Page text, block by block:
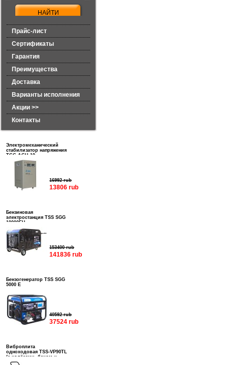
Прайс-лист
Сертификаты
Гарантия
Преимущества
Доставка
Варианты исполнения
Акции >>
Контакты
Электромеханический
стабилизатор напряжения
ТСС АСН-10
16992 rub
13806 rub
Бензиновая
электростанция TSS SGG
10000EH
153400 rub
141836 rub
Бензогенератор TSS SGG
5000 E
40592 rub
37524 rub
Виброплита
одноходовая TSS-VP90TL
(с колёсами, баком и
подошвой)